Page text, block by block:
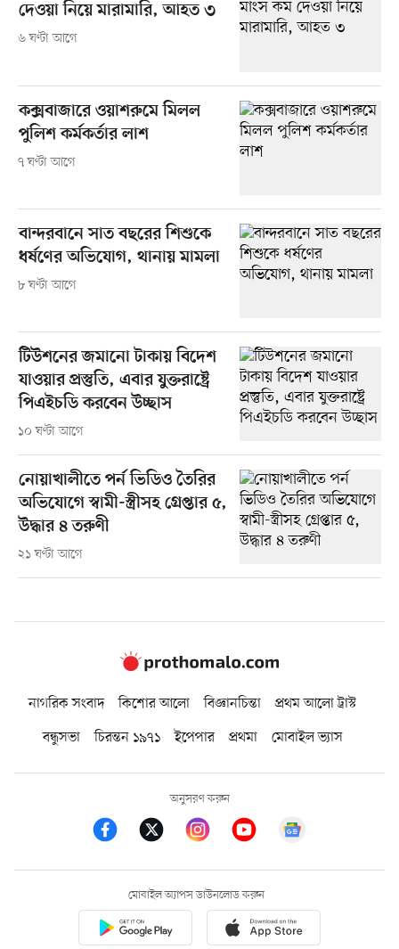
দেওয়া নিয়ে মারামারি, আহত ৩
৬ ঘণ্টা আগে
কক্সবাজারে ওয়াশরুমে মিলল
পুলিশ কর্মকর্তার লাশ
৭ ঘণ্টা আগে
বান্দরবানে সাত বছরের শিশুকে
ধর্ষণের অভিযোগ, থানায় মামলা
৮ ঘণ্টা আগে
টিউশনের জমানো টাকায় বিদেশ
যাওয়ার প্রস্তুতি, এবার যুক্তরাষ্ট্রে
পিএইচডি করবেন উচ্ছাস
১০ ঘণ্টা আগে
নোয়াখালীতে পর্ন ভিডিও তৈরির
অভিযোগে স্বামী-স্ত্রীসহ গ্রেপ্তার ৫,
উদ্ধার ৪ তরুণী
২১ ঘণ্টা আগে
নাগরিক সংবাদ কিশোর আলো বিজ্ঞানচিন্তা
প্রথম আলো ট্রাস্ট
বন্ধুসভা
চিরন্তন ১৯৭১ ইপেপার প্রথমা মোবাইল ভ্যাস
অনুসরণ করুন
মোবাইল অ্যাপস ডাউনলোড করুন